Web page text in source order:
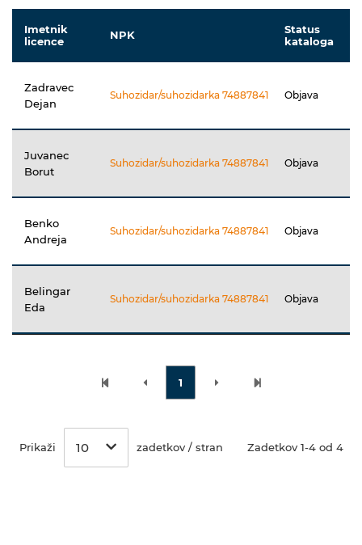
Imetnik
licence
NPK
Status
kataloga
Zadravec
Dejan
Suhozidar/suhozidarka 74887841 Objava
Juvanec
Borut
Suhozidar/suhozidarka 74887841 Objava
Benko
Andreja
Suhozidar/suhozidarka 74887841 Objava
Belingar
Eda
Suhozidar/suhozidarka 74887841 Objava
1
Prikaži 10 zadetkov / stran Zadetkov 1-4 od 4